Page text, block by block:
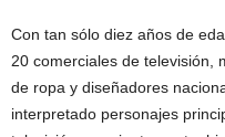
Con tan sólo diez años de
20 comerciales de televisión,
de ropa y diseñadores
interpretado personajes